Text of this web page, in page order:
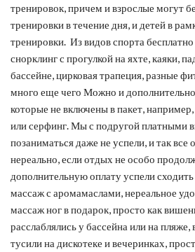
тренировок, причем и взрослые могут
тренировки в течение дня, и детей в
тренировки. Из видов спорта бесплатно
снорклинг с прогулкой на яхте, каяки,
бассейне, цирковая трапеция, разные
много еще чего Можно и
которые не включены в пакет,
или серфинг. Мы с подругой платными
позаниматься даже не успели, и так все
нереально, если отдых не особо
дополнительную оплату успели
массаж с аромамаслами, нереальное
массаж ног в подарок, просто как
расслаблялись у бассейна или на
тусили на дискотеке и вечеринках,